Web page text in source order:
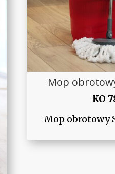
Mop
KO
Mop obrotowy